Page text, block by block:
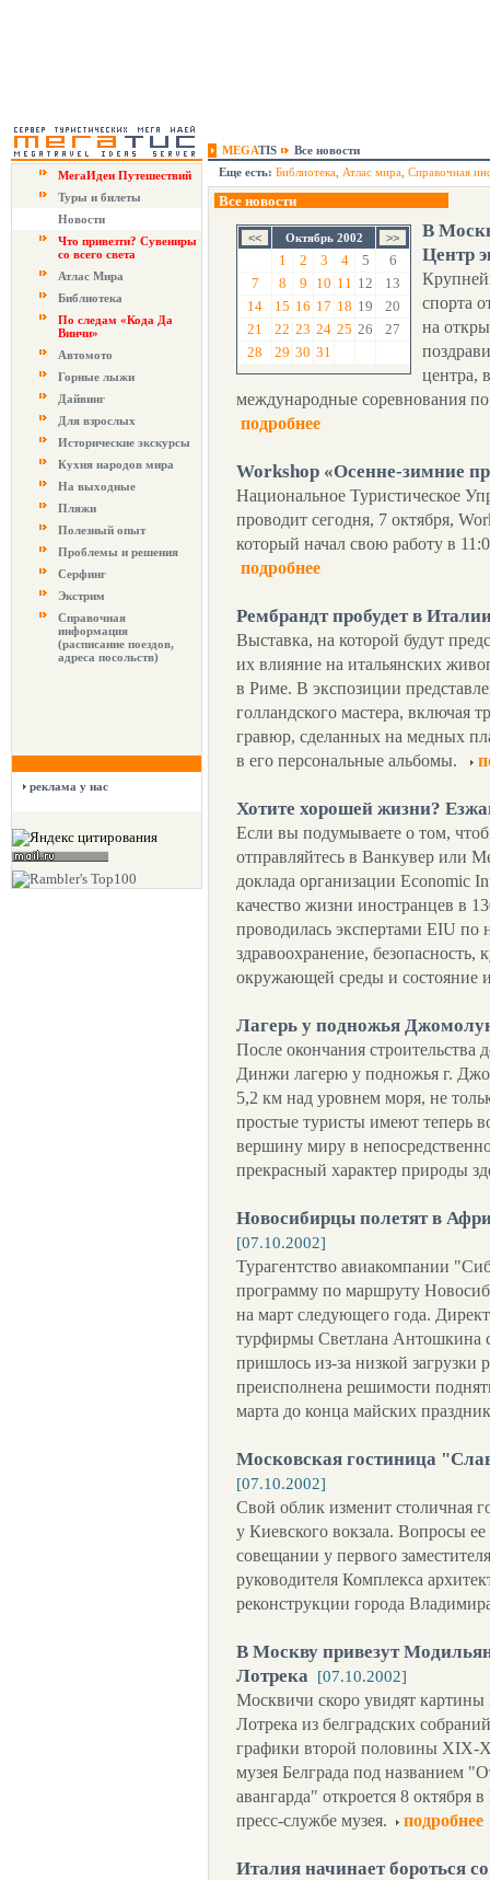
MEGATIS
Все новости
МегаИдеи Путешествий
Туры и билеты
Новости
Что привезти? Сувениры
со всего света
Атлас Мира
Библиотека
По следам «Кода Да
Винчи»
Автомото
Горные лыжи
Дайвинг
Для взрослых
Исторические экскурсы
Кухня народов мира
На выходные
Пляжи
Полезный опыт
Проблемы и решения
Серфинг
Экстрим
Справочная
информация
(расписание поездов,
адреса посольств)
реклама у нас
Еще есть: Библиотека Атлас мира Справочная
Все новости
Октябрь 2002
1 2 3 4 5
6
7
8 9 10 11 12
13
14
15 16 17 18 19
20
21
22 23 24 25 26
27
28
29 30 31
В
Центр
спорта
на
центра,
международные соревнования
подробнее
Workshop «Осенне-зимние
Национальное Туристическое
проводит сегодня, 7 октября,
который начал свою работу в
подробнее
Рембрандт пробудет в
Выставка, на которой будут
их влияние на итальянских
в Риме. В экспозиции
голландского мастера, включая
гравюр, сделанных на медных
в его персональные альбомы.
Хотите хорошей жизни?
Если вы подумываете о том,
отправляйтесь в Ванкувер или
доклада организации Economic
качество жизни иностранцев в
проводилась экспертами EIU по
здравоохранение, безопасность,
окружающей среды и состояние
Лагерь у подножья
После окончания строительства
Динжи лагерю у подножья г.
5,2 км над уровнем моря, не
простые туристы имеют теперь
вершину миру в
прекрасный характер природы
Новосибирцы полетят в
[07.10.2002]
Турагентство авиакомпании
программу по маршруту
на март следующего года.
турфирмы Светлана Антошкина
пришлось из-за низкой
преисполнена решимости
марта до конца майских
Московская гостиница
[07.10.2002]
Свой облик изменит столичная
у Киевского вокзала. Вопросы
совещании у первого
руководителя Комплекса
реконструкции города
В Москву привезут
Лотрека [07.10.2002]
Москвичи скоро увидят
Лотрека из белградских
графики второй половины XIX-
музея Белграда под названием
авангарда" откроется 8
пресс-службе музея.
подробнее
Италия начинает бороться